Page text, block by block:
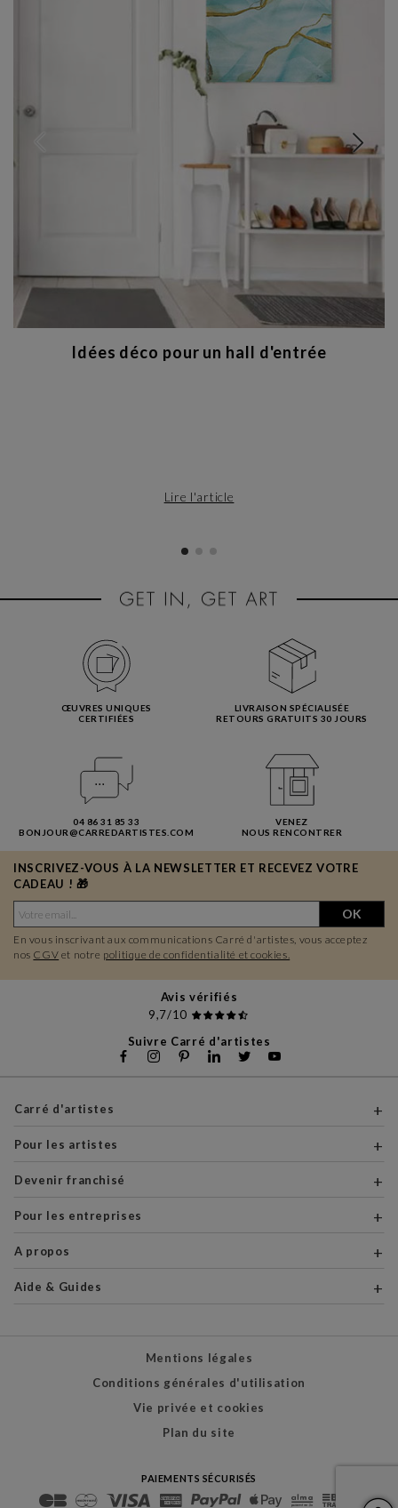
Idées déco pour un hall d'entrée
Lire l'article
ŒUVRES UNIQUES
CERTIFIÉES
LIVRAISON SPÉCIALISÉE
RETOURS GRATUITS 30 JOURS
04 86 31 85 33
BONJOUR@CARREDARTISTES.COM
VENEZ
NOUS RENCONTRER
INSCRIVEZ-VOUS À LA NEWSLETTER ET RECEVEZ VOTRE
CADEAU ! 🎁
OK
En vous inscrivant aux communications Carré d'artistes, vous acceptez
nos CGV et notre politique de confidentialité et cookies.
Avis vérifiés
9,7/10
Suivre Carré d'artistes
Carré d'artistes
Pour les artistes
Devenir franchisé
Pour les entreprises
A propos
Aide & Guides
Mentions légales
Conditions générales d'utilisation
Vie privée et cookies
Plan du site
PAIEMENTS SÉCURISÉS